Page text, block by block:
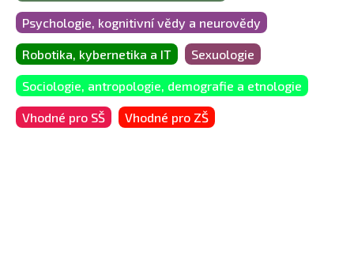
Psychologie, kognitivní vědy a neurovědy
Robotika, kybernetika a IT Sexuologie
Sociologie, antropologie, demografie a etnologie
Vhodné pro SŠ Vhodné pro ZŠ